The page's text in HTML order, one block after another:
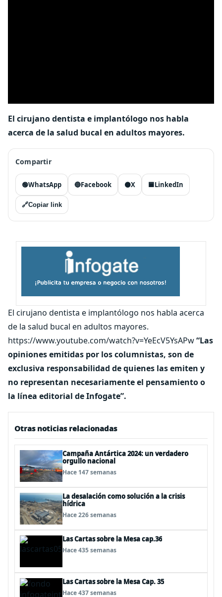
El cirujano dentista e implantólogo nos habla
acerca de la salud bucal en adultos mayores.
Compartir
🟢WhatsApp 🔵Facebook ⚫X 🟦LinkedIn
🔗Copiar link
El cirujano dentista e implantólogo nos habla acerca
de la salud bucal en adultos mayores.
https://www.youtube.com/watch?v=YeEcV5YsAPw“Las
opiniones emitidas por los columnistas, son de
exclusiva responsabilidad de quienes las emiten y
no representan necesariamente el pensamiento o
la línea editorial de Infogate”.
Otras noticias relacionadas
Campaña Antártica 2024: un verdadero
orgullo nacional
Hace 147 semanas
La desalación como solución a la crisis
hídrica
Hace 226 semanas
Las Cartas sobre la Mesa cap.36
Hace 435 semanas
Las Cartas sobre la Mesa Cap. 35
Hace 437 semanas